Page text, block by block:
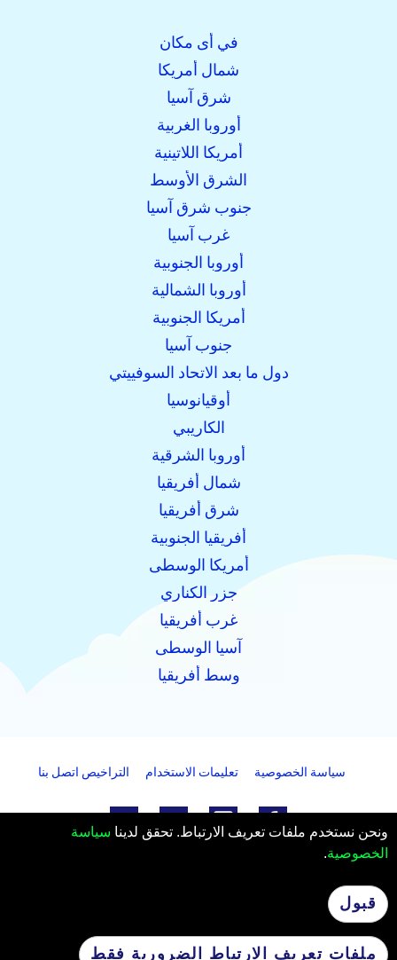
ونحن نستخدم ملفات تعريف الارتباط. تحقق لدينا سياسة
الخصوصية.
قبول
ملفات تعريف الارتباط الضرورية فقط
في أى مكان
شمال أمريكا
شرق آسيا
أوروبا الغربية
أمريكا اللاتينية
الشرق الأوسط
جنوب شرق آسيا
غرب آسيا
أوروبا الجنوبية
أوروبا الشمالية
أمريكا الجنوبية
جنوب آسيا
دول ما بعد الاتحاد السوفييتي
أوقيانوسيا
الكاريبي
أوروبا الشرقية
شمال أفريقيا
شرق أفريقيا
أفريقيا الجنوبية
أمريكا الوسطى
جزر الكناري
غرب أفريقيا
آسيا الوسطى
وسط أفريقيا
سياسة الخصوصية تعليمات الاستخدام التراخيص اتصل بنا